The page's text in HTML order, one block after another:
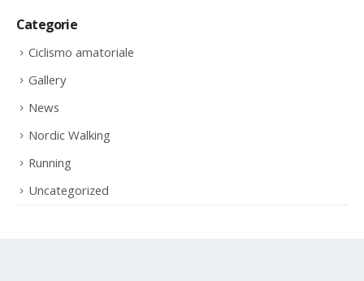
Categorie
Ciclismo amatoriale
Gallery
Nordic Walking
Uncategorized